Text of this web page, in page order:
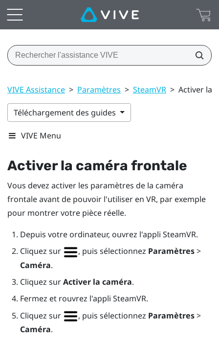
VIVE Assistance > Paramètres > SteamVR > Activer la
Téléchargement des guides
VIVE Menu
Activer la caméra frontale
Vous devez activer les paramètres de la caméra
frontale avant de pouvoir l'utiliser en VR, par exemple
pour montrer votre pièce réelle.
Depuis votre ordinateur, ouvrez l'appli SteamVR.
Cliquez sur
, puis sélectionnez Paramètres>
Caméra.
Cliquez surActiver la caméra.
Fermez et rouvrez l'appli SteamVR.
Cliquez sur
, puis sélectionnez Paramètres>
Caméra.